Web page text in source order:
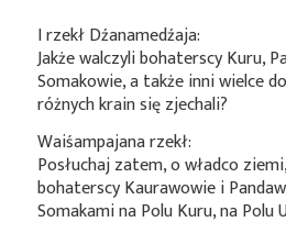
I rzekł Dźanamedźaja:
Jakże walczyli bohaterscy Kuru,
Somakowie, a także inni wielce
różnych krain się zjechali?
Waiśampajana rzekł:
Posłuchaj zatem, o władco
bohaterscy Kaurawowie i
Somakami na Polu Kuru, na Polu